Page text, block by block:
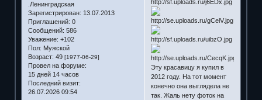
.Ленинградская
Зарегистрирован: 13.07.2013
Приглашений: 0
Сообщений: 586
Уважение: +102
Пол: Мужской
Возраст: 49 [1977-06-29]
Провел на форуме:
15 дней 14 часов
Последний визит:
26.07.2026 09:54
Эту красавицу я купил в
2012 году. На тот момент
конечно она выглядела не
так. Жаль нету фоток на